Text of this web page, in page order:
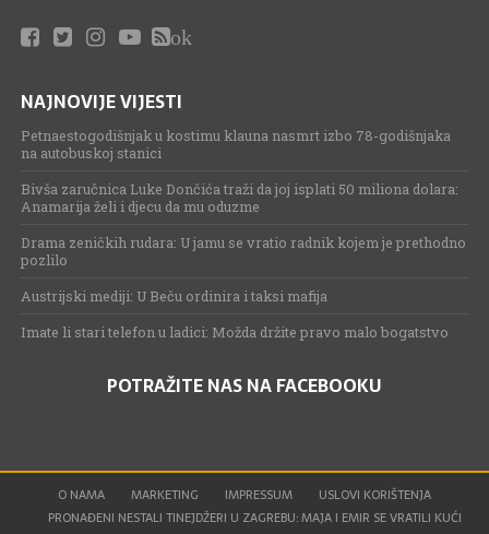
ok
NAJNOVIJE VIJESTI
Petnaestogodišnjak u kostimu klauna nasmrt izbo 78-godišnjaka
na autobuskoj stanici
Bivša zaručnica Luke Dončića traži da joj isplati 50 miliona dolara:
Anamarija želi i djecu da mu oduzme
Drama zeničkih rudara: U jamu se vratio radnik kojem je prethodno
pozlilo
Austrijski mediji: U Beču ordinira i taksi mafija
Imate li stari telefon u ladici: Možda držite pravo malo bogatstvo
POTRAŽITE NAS NA FACEBOOKU
O NAMA MARKETING IMPRESSUM
USLOVI KORIŠTENJA
PRONAĐENI NESTALI TINEJDŽERI U ZAGREBU: MAJA I EMIR SE VRATILI KUĆI